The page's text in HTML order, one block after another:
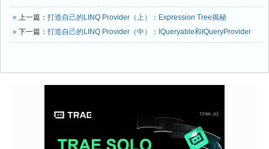
« 上一篇： 打造自己的LINQ Provider（上）：Expression Tree揭秘
» 下一篇： 打造自己的LINQ Provider（中）：IQueryable和IQueryProvider